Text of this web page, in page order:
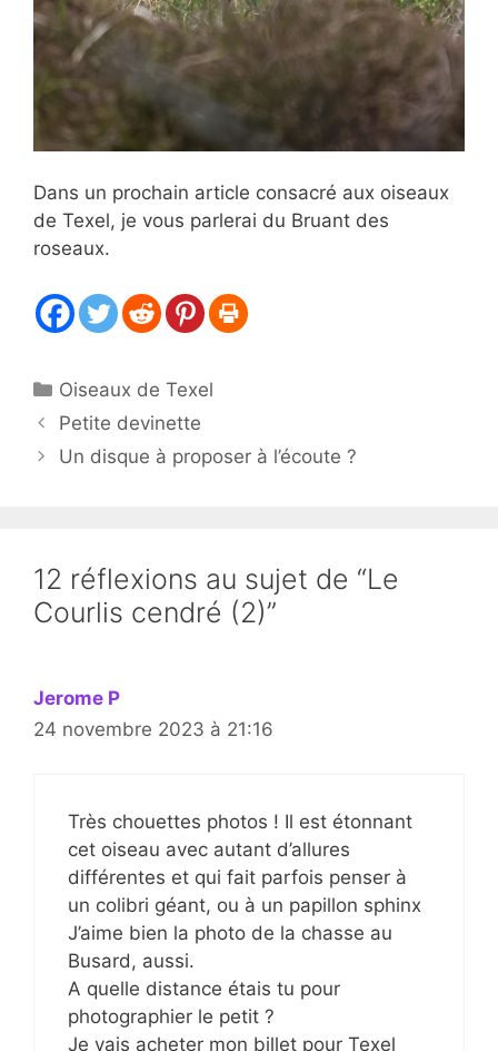
Dans un prochain article consacré aux oiseaux
de Texel, je vous parlerai du Bruant des
roseaux.
Catégories
Oiseaux de Texel
Petite devinette
Un disque à proposer à l’écoute ?
12 réflexions au sujet de “Le
Courlis cendré (2)”
Jerome P
24 novembre 2023 à 21:16
Très chouettes photos ! Il est étonnant
cet oiseau avec autant d’allures
différentes et qui fait parfois penser à
un colibri géant, ou à un papillon sphinx
J’aime bien la photo de la chasse au
Busard, aussi.
A quelle distance étais tu pour
photographier le petit ?
Je vais acheter mon billet pour Texel